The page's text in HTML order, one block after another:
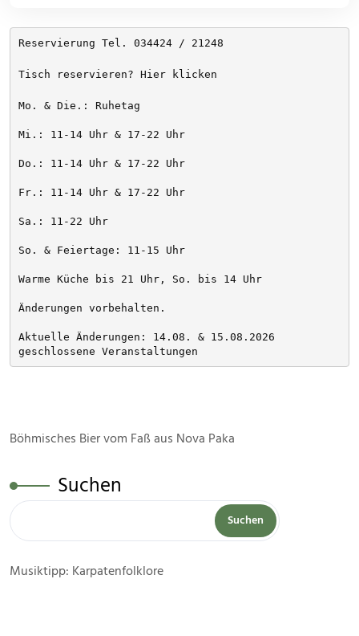
Reservierung Tel. 034424 / 21248
Tisch reservieren? Hier klicken
Mo. & Die.: Ruhetag
Mi.: 11-14 Uhr & 17-22 Uhr
Do.: 11-14 Uhr & 17-22 Uhr
Fr.: 11-14 Uhr & 17-22 Uhr
Sa.: 11-22 Uhr
So. & Feiertage: 11-15 Uhr
Warme Küche bis 21 Uhr, So. bis 14 Uhr
Änderungen vorbehalten.
Aktuelle Änderungen: 14.08. & 15.08.2026
geschlossene Veranstaltungen
Böhmisches Bier vom Faß aus Nova Paka
Suchen
Suchen
Musiktipp: Karpatenfolklore